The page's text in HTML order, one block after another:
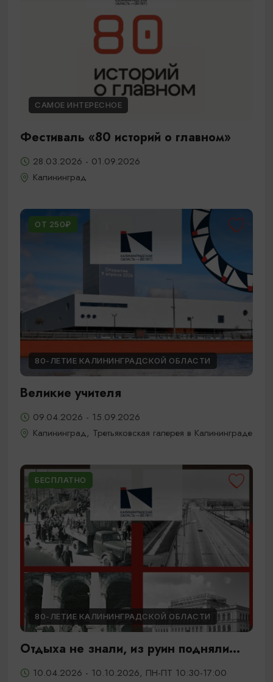
САМОЕ ИНТЕРЕСНОЕ
Фестиваль «80 историй о главном»
28.03.2026 - 01.09.2026
Калининград
ОТ 250₽
80-ЛЕТИЕ КАЛИНИНГРАДСКОЙ ОБЛАСТИ
Великие учителя
09.04.2026 - 15.09.2026
Калининград, Третьяковская галерея в Калининграде
БЕСПЛАТНО
80-ЛЕТИЕ КАЛИНИНГРАДСКОЙ ОБЛАСТИ
Отдыха не знали, из руин подняли...
10.04.2026 - 10.10.2026, ПН-ПТ 10:30-17:00